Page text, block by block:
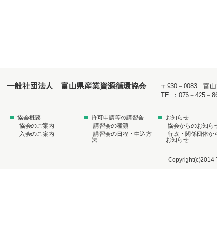
一般社団法人 富山県産業資源循環協会
〒930－0083 富山
TEL：076－425
協会概要
-協会のご案内
-入会のご案内
許可申請等の講習会
-講習会の種類
-講習会の日程・申込方
法
お知らせ
-協会からのお知ら
-行政・関係団体か
お知らせ
Copyright(c)2014